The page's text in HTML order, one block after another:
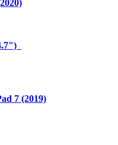
7 (2019)